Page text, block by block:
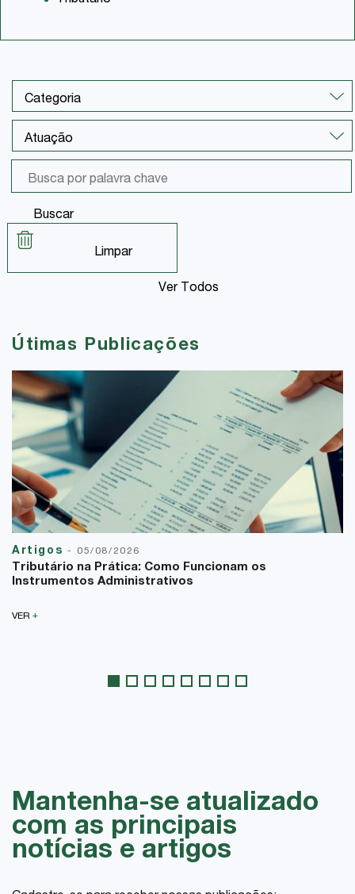
Buscar
Limpar
Ver Todos
Útimas Publicações
Artigos - 05/08/2026
Tributário na Prática: Como Funcionam os
Instrumentos Administrativos
VER +
Mantenha-se atualizado
com as principais
notícias e artigos